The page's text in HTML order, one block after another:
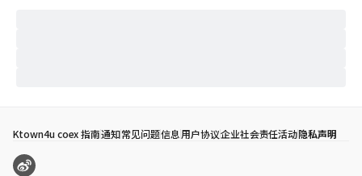
Ktown4u coex 指南通知常见问题信息用户协议企业社会责任活动隐私声明